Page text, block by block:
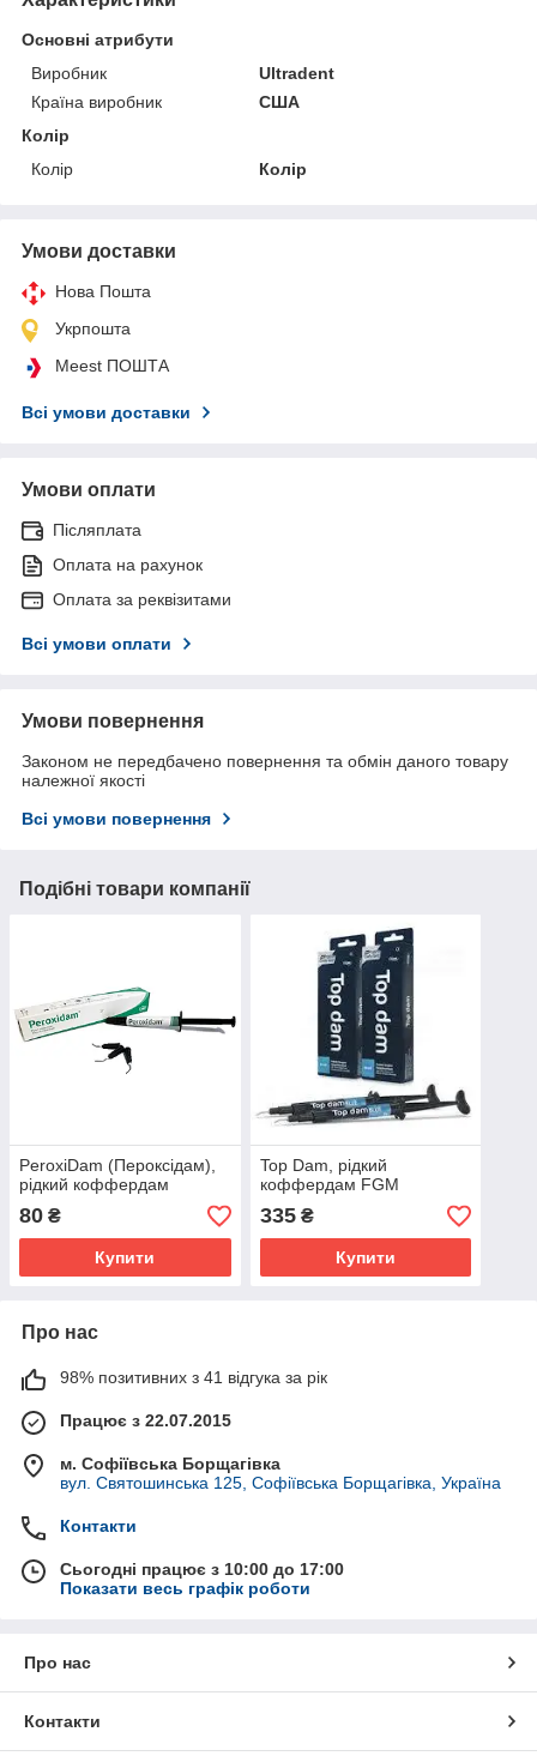
Основні атрибути
Виробник
Ultradent
Країна виробник
США
Колір
Колір
Колір
Умови доставки
Нова Пошта
Укрпошта
Meest ПОШТА
Всі умови доставки
Умови оплати
Післяплата
Оплата на рахунок
Оплата за реквізитами
Всі умови оплати
Умови повернення
Законом не передбачено повернення та обмін даного товару
належної якості
Всі умови повернення
Подібні товари компанії
PeroxiDam (Пероксідам),
рідкий коффердам
80 ₴
Купити
Top Dam, рідкий
коффердам FGM
335₴
Купити
Про нас
98% позитивних з 41 відгука за рік
Працює з 22.07.2015
м. Софіївська Борщагівка
вул. Святошинська 125, Софіївська Борщагівка, Україна
Контакти
Сьогодні працює з 10:00 до 17:00
Показати весь графік роботи
Про нас
Контакти